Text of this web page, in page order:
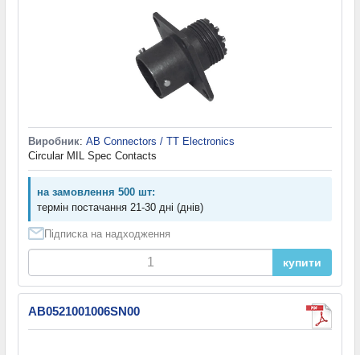
Виробник: AB Connectors / TT Electronics
Circular MIL Spec Contacts
на замовлення 500 шт:
термін постачання 21-30 дні (днів)
Підписка на надходження
купити
AB0521001006SN00